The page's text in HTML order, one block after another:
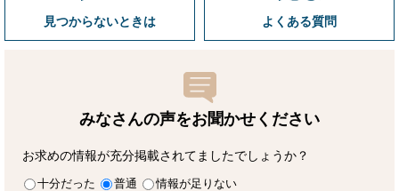
見つからないときは よくある質問
みなさんの声をお聞かせ ください
お求めの情報が充分掲載されてましたでしょうか？
十分だった 普通 情報が足りない